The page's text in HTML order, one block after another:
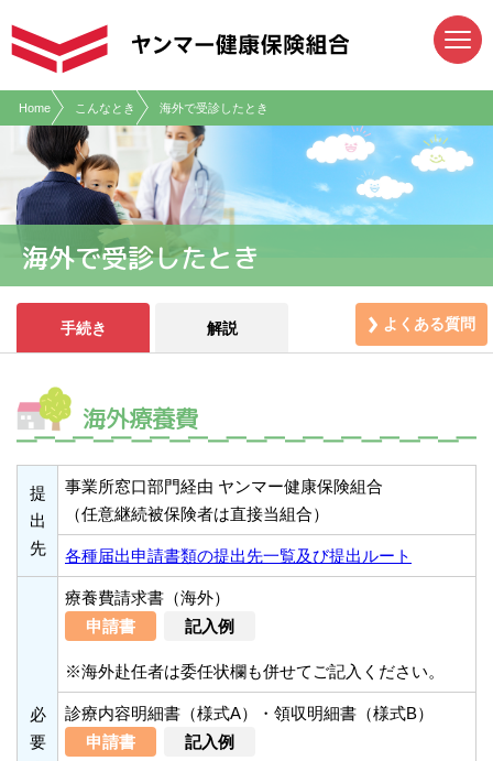
Home こんなとき 海外で受診したとき
海外で受診したとき
手続き 解説 よくある質問
海外療養費
提
出
先
事業所窓口部門経由 ヤンマー健康保険組合
（任意継続被保険者は直接当組合）
各種届出申請書類の提出先一覧及び提出ルート
必
要
療養費請求書（海外）
申請書
記入例
※海外赴任者は委任状欄も併せてご記入ください。
診療内容明細書（様式A）・領収明細書（様式B）
申請書
記入例